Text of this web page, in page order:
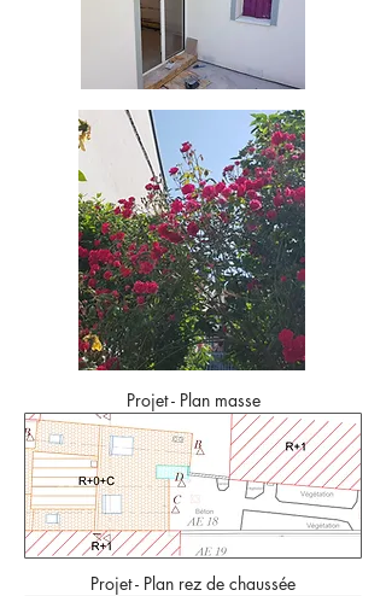
Projet - Plan masse
Projet - Plan rez de chaussée